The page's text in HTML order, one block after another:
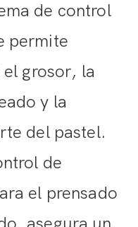
de control
permite
grosor, la
y la
del pastel.
de
el prensado